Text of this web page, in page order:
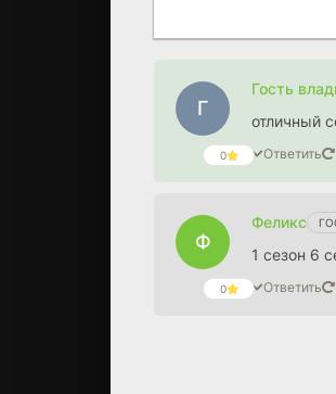
0
Г
Гость
отличный
Ответить
0
Ф
Феликс
1 сезон
Ответить